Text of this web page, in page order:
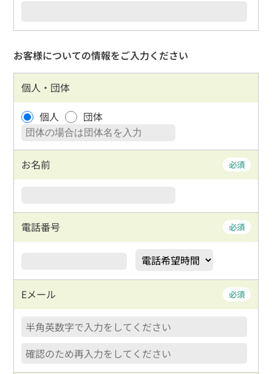
お客様についての情報をご入力ください
個人・団体
個人
団体
お名前 必須
電話番号 必須
Eメール 必須
戸建住宅
マンション
物件を売る
会社案内 お問合わせ
026-214-8737
定休日 水曜日・日曜・祝日